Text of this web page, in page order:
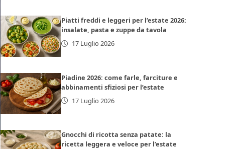
Piatti freddi e leggeri per l’estate 2026:
insalate, pasta e zuppe da tavola
17 Luglio 2026
Piadine 2026: come farle, farciture e
abbinamenti sfiziosi per l’estate
17 Luglio 2026
Gnocchi di ricotta senza patate: la
ricetta leggera e veloce per l’estate